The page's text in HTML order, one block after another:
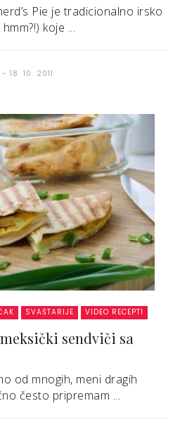
Pie je tradicionalno irsko
koje ...
18. 10. 2011.
SVAŠTARIJE VIDEO RECEPTI
sendviči sa
od mnogih, meni dragih
često pripremam ...